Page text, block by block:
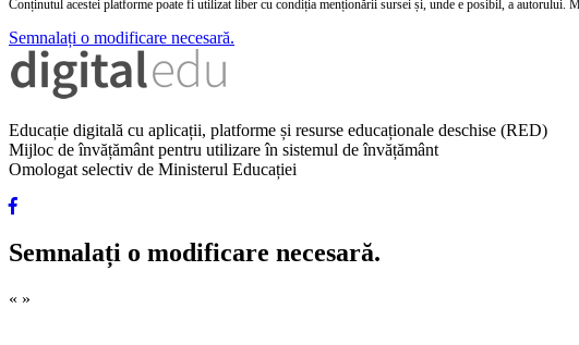
Conținutul acestei platforme poate fi utilizat liber cu condiția menționării sursei și, unde e posibil, a autorului.
Semnalați o modificare necesară.
Educație digitală cu aplicații, platforme și resurse educaționale deschise (RED)
Mijloc de învățământ pentru utilizare în sistemul de învățământ
Omologat selectiv de Ministerul Educației
Semnalați o modificare necesară.
« »